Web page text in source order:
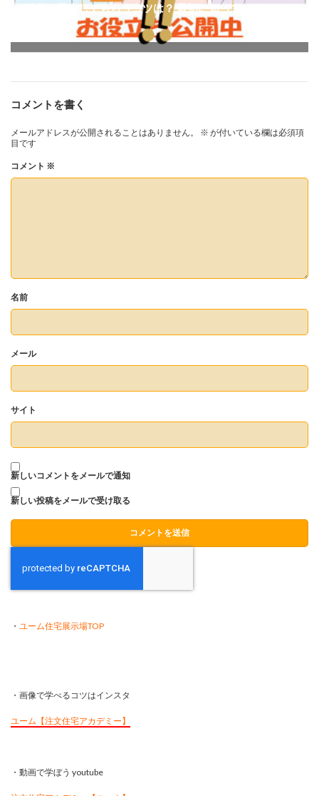
値引を最大してもらうコツは？ 最初に知っておくべき1
コメントを書く
メールアドレスが公開されることはありません。 ※ が付いている欄は必須項
目です
コメント ※
名前
メール
サイト
新しいコメントをメールで通知
新しい投稿をメールで受け取る
・ ユーム住宅展示場TOP
・画像で学べるコツはインスタ
ユーム【注文住宅アカデミー】
・動画で学ぼう youtube